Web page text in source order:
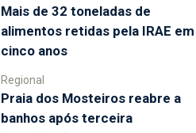
Mais de 32 toneladas de
alimentos retidas pela IRAE em
cinco anos
Regional
Praia dos Mosteiros reabre a
banhos após terceira